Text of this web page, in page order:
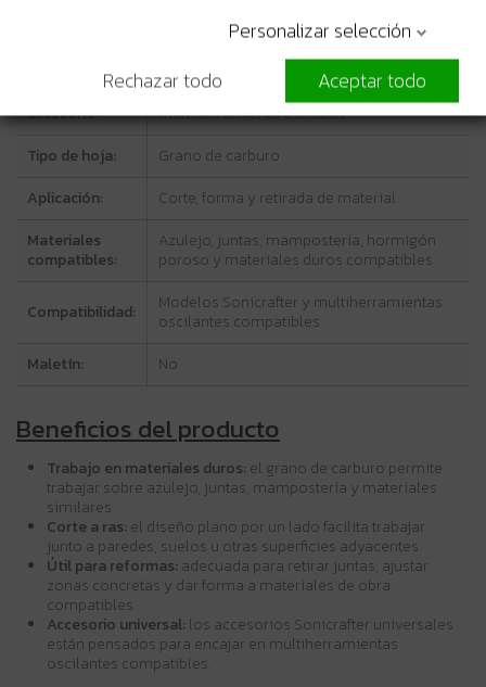
accesorio:
Hoja de sierra de segmento para
multiherramienta oscilante
Tipo de hoja:
Grano de carburo
Aplicación:
Corte, forma y retirada de material
Materiales
compatibles:
Azulejo, juntas, mampostería, hormigón
poroso y materiales duros compatibles
Compatibilidad:
Modelos Sonicrafter y multiherramientas
oscilantes compatibles
Maletín:
No
Beneficios del producto
Trabajo en materiales duros: el grano de carburo permite
trabajar sobre azulejo, juntas, mampostería y materiales
similares.
Corte a ras: el diseño plano por un lado facilita trabajar
junto a paredes, suelos u otras superficies adyacentes.
Útil para reformas: adecuada para retirar juntas, ajustar
zonas concretas y dar forma a materiales de obra
compatibles.
Accesorio universal: los accesorios Sonicrafter universales
están pensados para encajar en multiherramientas
oscilantes compatibles.
Personalizar selección
Rechazar todo
Aceptar todo